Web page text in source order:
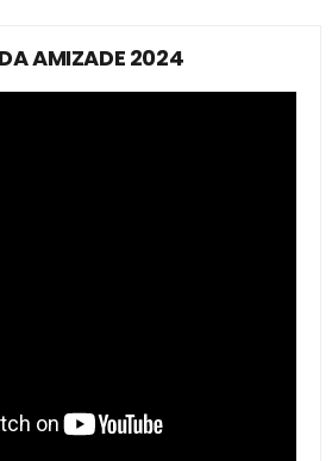
AMIZADE 2024